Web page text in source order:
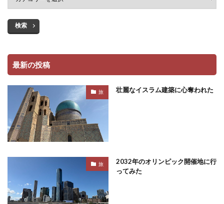
検索
最新の投稿
旅 壮麗なイスラム建築に心奪われた
旅
2032年のオリンピック開催地に行
ってみた